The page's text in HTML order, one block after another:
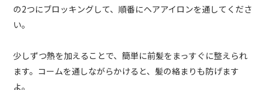
の2つにブロッキングして、順番にヘアアイロンを通してくださ
い。
少しずつ熱を加えることで、簡単に前髪をまっすぐに整えられ
ます。コームを通しながらかけると、髪の絡まりも防げます
よ。